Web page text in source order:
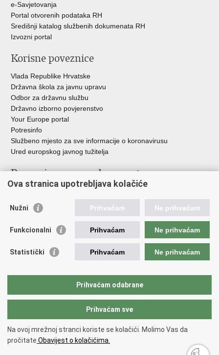
e-Savjetovanja
Portal otvorenih podataka RH
Središnji katalog službenih dokumenata RH
Izvozni portal
Korisne poveznice
Vlada Republike Hrvatske
Državna škola za javnu upravu
Odbor za državnu službu
Državno izborno povjerenstvo
Your Europe portal
Potresinfo
Službeno mjesto za sve informacije o koronavirusu
Ured europskog javnog tužitelja
Poveznice pravosudnog sustava
Državno odvjetništvo
Ured za suzbijanje korupcije i organiziranog kriminaliteta
Državnoodvjetničko vijeće
Hrvatska odvjetnička komora
Europski pravosudni portal
Copyright © 2026 Ministarstvo pravosuđa, uprave i digitalne
transformacije Republike Hrvatske.
pristupačnosti.
Ova stranica upotrebljava kolačiće
Nužni Prihvaćam Ne prihvaćam
Funkcionalni Prihvaćam Ne prihvaćam
Statistički Prihvaćam Ne prihvaćam
Prihvaćam odabrane
Prihvaćam sve
Na ovoj mrežnoj stranci koriste se kolačići. Molimo Vas da
pročitate Obavijest o kolačićima.